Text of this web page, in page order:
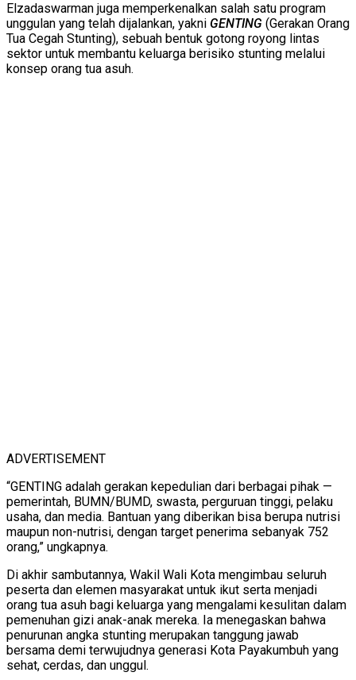
Elzadaswarman juga memperkenalkan salah satu program
unggulan yang telah dijalankan, yakni GENTING (Gerakan Orang
Tua Cegah Stunting), sebuah bentuk gotong royong lintas
sektor untuk membantu keluarga berisiko stunting melalui
konsep orang tua asuh.
ADVERTISEMENT
“GENTING adalah gerakan kepedulian dari berbagai pihak —
pemerintah, BUMN/BUMD, swasta, perguruan tinggi, pelaku
usaha, dan media. Bantuan yang diberikan bisa berupa nutrisi
maupun non-nutrisi, dengan target penerima sebanyak 752
orang,” ungkapnya.
Di akhir sambutannya, Wakil Wali Kota mengimbau seluruh
peserta dan elemen masyarakat untuk ikut serta menjadi
orang tua asuh bagi keluarga yang mengalami kesulitan dalam
pemenuhan gizi anak-anak mereka. Ia menegaskan bahwa
penurunan angka stunting merupakan tanggung jawab
bersama demi terwujudnya generasi Kota Payakumbuh yang
sehat, cerdas, dan unggul.